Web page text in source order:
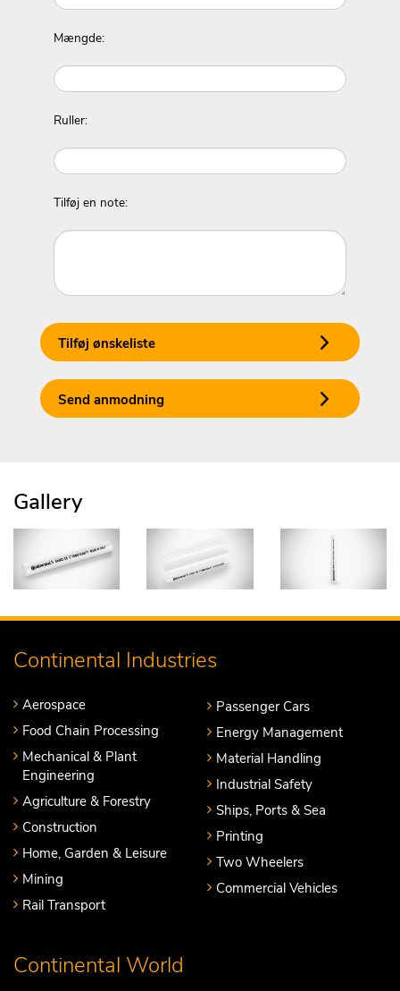
Mængde:
Ruller:
Tilføj en note:
Tilføj ønskeliste
Send anmodning
Gallery
Continental Industries
Aerospace
Food Chain Processing
Mechanical & Plant
Engineering
Agriculture & Forestry
Construction
Home, Garden & Leisure
Mining
Rail Transport
Passenger Cars
Energy Management
Material Handling
Industrial Safety
Ships, Ports & Sea
Printing
Two Wheelers
Commercial Vehicles
Continental World